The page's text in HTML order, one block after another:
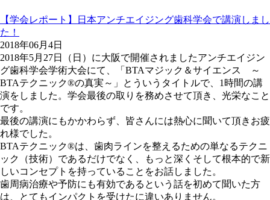
【学会レポート】日本アンチエイジング歯科学会で講演しまし
た！
2018年06月4日
2018年5月27日（日）に大阪で開催されましたアンチエイジン
グ歯科学会学術大会にて、「BTAマジック＆サイエンス ～
BTAテクニック®の真実～」とういうタイトルで、1時間の講
演をしました。学会最後の取りを務めさせて頂き、光栄なこと
です。
最後の講演にもかかわらず、皆さんには熱心に聞いて頂きお疲
れ様でした。
BTAテクニック®は、歯肉ラインを整えるための単なるテクニ
ック（技術）であるだけでなく、もっと深くそして根本的で新
しいコンセプトを持っていることをお話しました。
歯周病治療や予防にも有効であるという話を初めて聞いた方
は、とてもインパクトを受けたに違いありません。